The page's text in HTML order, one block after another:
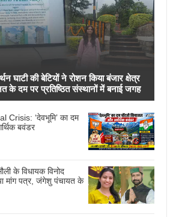
घाटी की बेटियों ने रोशन किया बंजार क्षेत्र
के दम पर प्रतिष्ठित संस्थानों में बनाई जगह
‘देवभूमि’ का दम
बवंडर
के विधायक विनोद
मांग पत्र, जंगेशु पंचायत के